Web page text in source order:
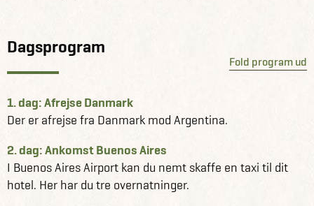
dyrelivet giver sultne maver! Så der diskes op med den
ene lækre ret efter den anden - og snakken går livligt hen
Få information og fakta om Argentina her
her
Få information og fakta om Antarktis her
Se alle vores andre fantastiske rejseforslag i Antarktis
Dagsprogram
Fold program ud
1. dag: Afrejse Danmark
Der er afrejse fra Danmark mod Argentina.
2. dag: Ankomst Buenos Aires
I Buenos Aires Airport kan du nemt skaffe en taxi til dit
hotel. Her har du tre overnatninger.